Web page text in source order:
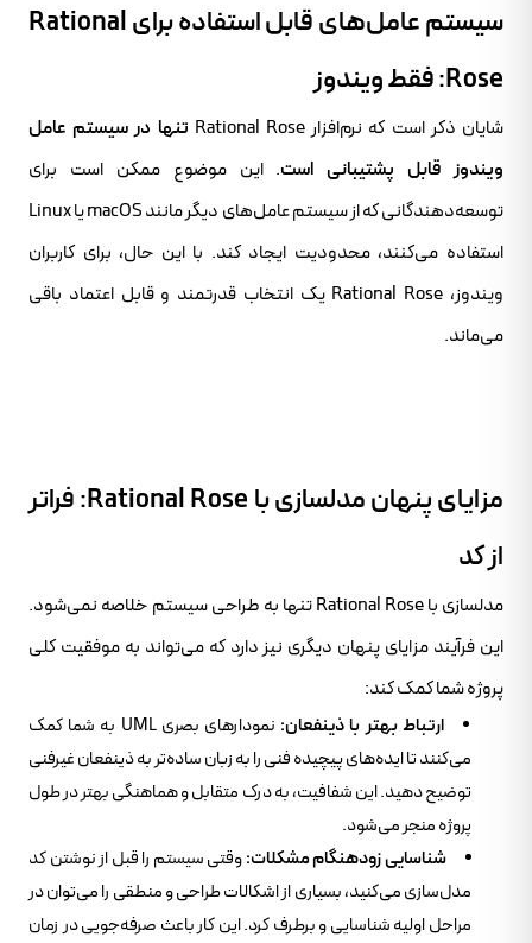
سیستم عامل‌های قابل استفاده برای Rational
Rose: فقط ویندوز
شایان ذکر است که نرم‌افزار Rational Rose
تنها در سیستم عامل
ویندوز قابل پشتیبانی است. این موضوع ممکن است برای
توسعه‌دهندگانی که از سیستم عامل‌های دیگر مانند macOS یا Linux
استفاده می‌کنند، محدودیت ایجاد کند. با این حال، برای کاربران
ویندوز، Rational Rose یک انتخاب قدرتمند و قابل اعتماد باقی
می‌ماند.
مزایای پنهان مدلسازی با Rational Rose: فراتر
از کد
مدلسازی با Rational Rose تنها به طراحی سیستم خلاصه نمی‌شود.
این فرآیند مزایای پنهان دیگری نیز دارد که می‌تواند به موفقیت کلی
پروژه شما کمک کند:
ارتباط بهتر با ذینفعان:
نمودارهای بصری UML به شما کمک
می‌کنند تا ایده‌های پیچیده فنی را به زبان ساده‌تر به ذینفعان غیرفنی
توضیح دهید. این شفافیت، به درک متقابل و هماهنگی بهتر در طول
پروژه منجر می‌شود.
شناسایی زودهنگام مشکلات:وقتی سیستم را قبل از نوشتن کد
مدل‌سازی می‌کنید، بسیاری از اشکالات طراحی و منطقی را می‌توان در
مراحل اولیه شناسایی و برطرف کرد. این کار باعث صرفه‌جویی در زمان